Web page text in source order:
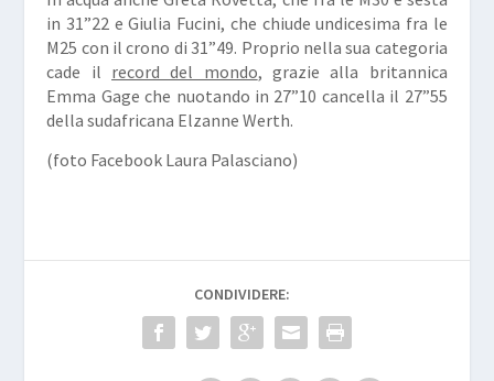
in 31”22 e Giulia Fucini, che chiude undicesima fra le
M25 con il crono di 31”49. Proprio nella sua categoria
cade il record del mondo, grazie alla britannica
Emma Gage che nuotando in 27”10 cancella il 27”55
della sudafricana ElzanneWerth.
(foto Facebook Laura Palasciano)
CONDIVIDERE: